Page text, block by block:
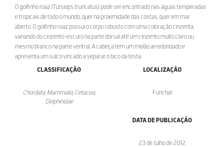
O golfinho roaz (Tursiops truncatus) pode ser encontrado nas águas temperadas
e tropicais de todo o mundo, quer na proximidade das costas, quer em mar
aberto. O golfinho roaz possui o corpo robusto com uma coloração cinzenta,
variando do cinzento-escuro na parte dorsal até um cinzento muito claro ou
mesmo branco na parte ventral. A cabeça tem um melão arredondado e
apresenta um sulco vincado a separar o bico da testa.
CLASSIFICAÇÃO
Chordata; Mammalia; Cetacea;
Delphinidae
LOCALIZAÇÃO
Funchal
DATA DE PUBLICAÇÃO
23 de Julho de 2012